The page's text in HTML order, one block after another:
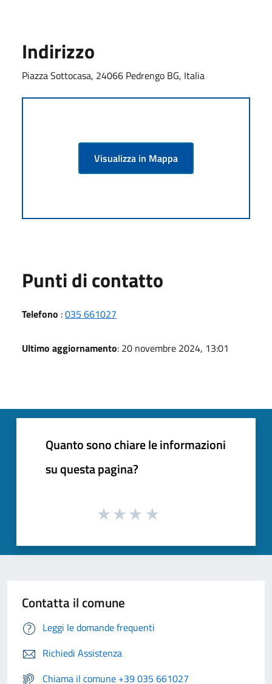
Indirizzo
Piazza Sottocasa, 24066 Pedrengo BG, Italia
Visualizza in Mappa
Punti di contatto
Telefono :035 661027
Ultimo aggiornamento: 20 novembre 2024, 13:01
Quanto sono chiare le informazioni
su questa pagina?
Contatta il comune
Leggi le domande frequenti
Richiedi Assistenza
Chiama il comune +39 035 661027